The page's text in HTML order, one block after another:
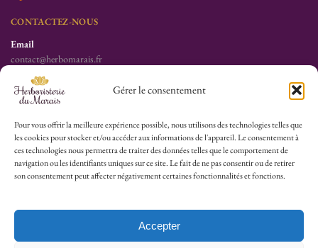
Gérer le consentement
Pour vous offrir la meilleure expérience possible, nous utilisons des technologies telles que
les cookies pour stocker et/ou accéder aux informations de l'appareil. Le consentement à
ces technologies nous permettra de traiter des données telles que le comportement de
navigation ou les identifiants uniques sur ce site. Le fait de ne pas consentir ou de retirer
son consentement peut affecter négativement certaines fonctionnalités et fonctions.
Accepter
CONTACTEZ-NOUS
Email
contact@herbomarais.fr
Téléphone
+33 6 78 19 34 25
S’adresser à l’herboristerie :
6 rue des Filles du Calvaire
75003 Paris
France
Lu-Sa : 10h30/13h30 – 14h30/19h30
Dim (Oct à Mai) : 12h/17h30